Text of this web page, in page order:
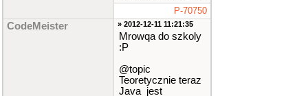
P-70750
CodeMeister » 2012-12-11 11:21:35
Mrowqa do szkoly
:P
@topic
Teoretycznie teraz
Java jest